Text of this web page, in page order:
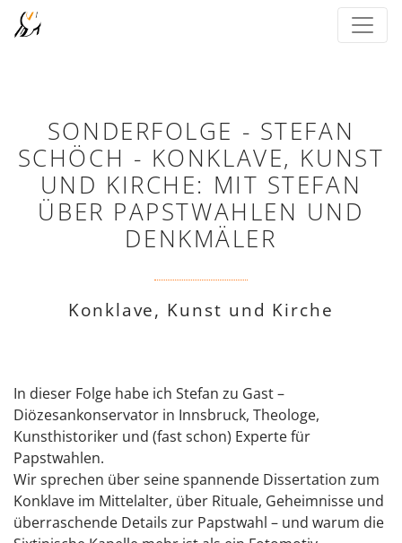
SONDERFOLGE - STEFAN
SCHÖCH - KONKLAVE, KUNST
UND KIRCHE: MIT STEFAN
ÜBER PAPSTWAHLEN UND
DENKMÄLER
Konklave, Kunst und Kirche
In dieser Folge habe ich Stefan zu Gast –
Diözesankonservator in Innsbruck, Theologe,
Kunsthistoriker und (fast schon) Experte für
Papstwahlen.
Wir sprechen über seine spannende Dissertation zum
Konklave im Mittelalter, über Rituale, Geheimnisse und
überraschende Details zur Papstwahl – und warum die